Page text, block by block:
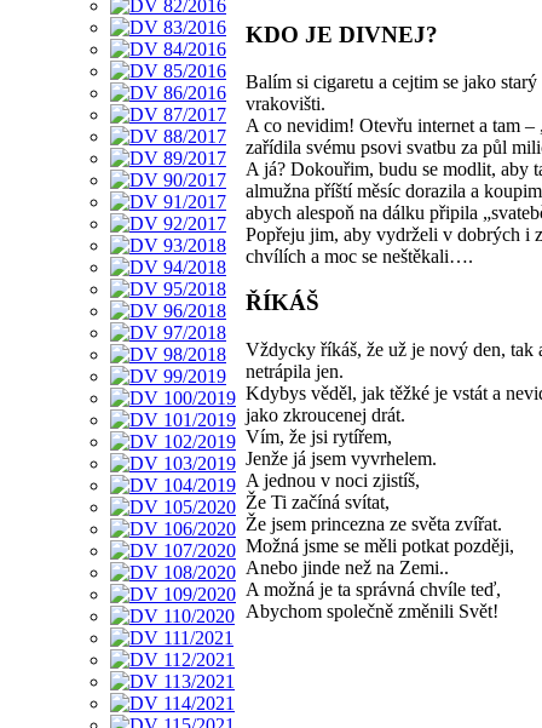
KDO JE DIVNEJ?
Balím si cigaretu a cejtim se jako starý
vrakovišti.
A co nevidim! Otevřu internet a tam –
zařídila svému psovi svatbu za půl
A já? Dokouřim, budu se modlit, aby
almužna příští měsíc dorazila a
abych alespoň na dálku připila
Popřeju jim, aby vydrželi v dobrých i
chvílích a moc se neštěkali….
ŘÍKÁŠ
Vždycky říkáš, že už je nový den, tak
netrápila jen.
Kdybys věděl, jak těžké je vstát a
jako zkroucenej drát.
Vím, že jsi rytířem,
Jenže já jsem vyvrhelem.
A jednou v noci zjistíš,
Že Ti začíná svítat,
Že jsem princezna ze světa zvířat.
Možná jsme se měli potkat později,
Anebo jinde než na Zemi..
A možná je ta správná chvíle teď,
Abychom společně změnili Svět!